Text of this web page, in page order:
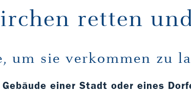
retten
um sie verkommen zu
einer Stadt oder eines